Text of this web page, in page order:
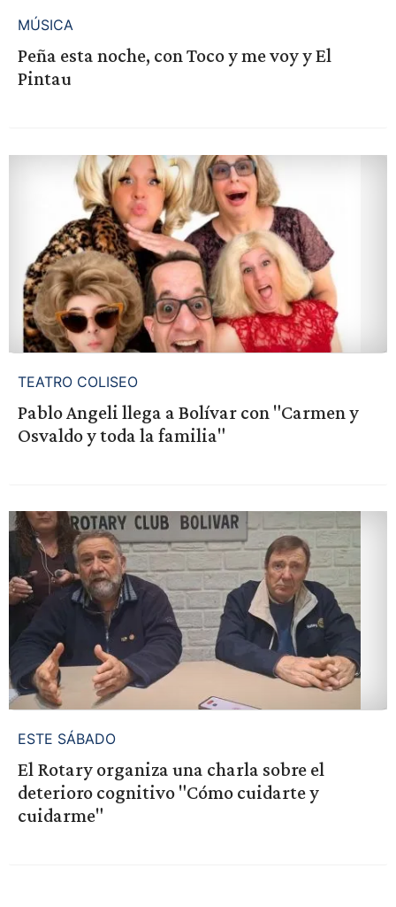
MÚSICA
Peña esta noche, con Toco y me voy y El
Pintau
TEATRO COLISEO
Pablo Angeli llega a Bolívar con "Carmen y
Osvaldo y toda la familia"
ESTE SÁBADO
El Rotary organiza una charla sobre el
deterioro cognitivo "Cómo cuidarte y
cuidarme"